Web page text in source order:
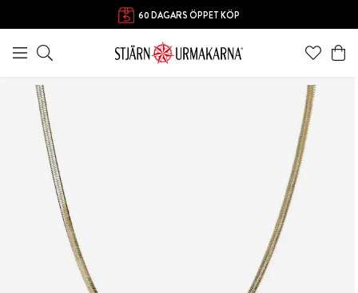
60 DAGARS ÖPPET KÖP